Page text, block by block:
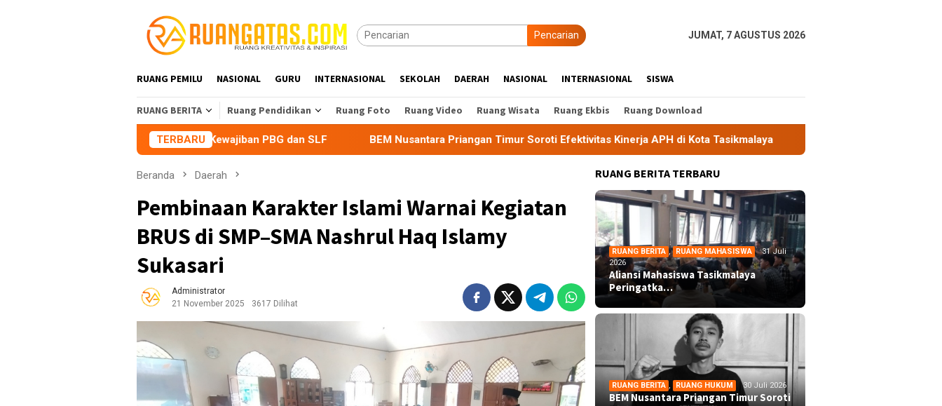
Pencarian JUMAT, 7 AGUSTUS 2026
RUANG PEMILU NASIONAL GURU INTERNASIONAL SEKOLAH DAERAH NASIONAL INTERNASIONAL SISWA
RUANG BERITA Ruang Pendidikan Ruang Foto Ruang Video Ruang Wisata Ruang Ekbis Ruang Download
TERBARU
Penuhi Kewajiban PBG dan SLF BEM Nusantara Priangan Timur Soroti Efektivitas Kinerja APH di Kota Tasikmalaya Aliansi Mahasiswa Tasikmalaya Desak Pemkot
Beranda Daerah
Pembinaan Karakter Islami Warnai Kegiatan
BRUS di SMP–SMA Nashrul Haq Islamy
Sukasari
Administrator
21 November 2025
3617 Dilihat
RUANG BERITA TERBARU
RUANG BERITA , RUANG MAHASISWA
31 Juli
2026
Aliansi Mahasiswa Tasikmalaya
Peringatka…
RUANG BERITA , RUANG HUKUM 30 Juli 2026
BEM Nusantara Priangan Timur Soroti